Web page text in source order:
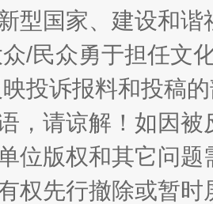
的艺术幻境
型国家、建设和
/民众勇于担任文
投诉报料和投稿
，请谅解！如因
位版权和其它问题
权先行撤除或暂